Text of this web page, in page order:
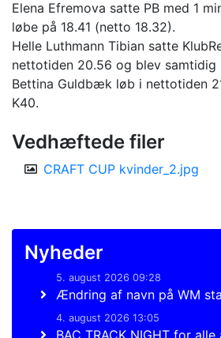
Elena Efremova satte PB med 1
løbe på 18.41 (netto 18.32).
Helle Luthmann Tibian satte
nettotiden 20.56 og blev samtidig
Bettina Guldbæk løb i nettotiden
K40.
Vedhæftede filer
CRAFT CUP kvinder_2.jpg
Nyheder
5. august 2026 09:28
Ændring af navn på WM
4. august 2026 13:05
BAC TRACK NIGHT for alle